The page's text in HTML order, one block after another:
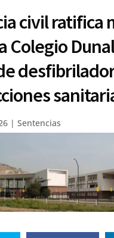
civil ratifica
Colegio
|Sentencias